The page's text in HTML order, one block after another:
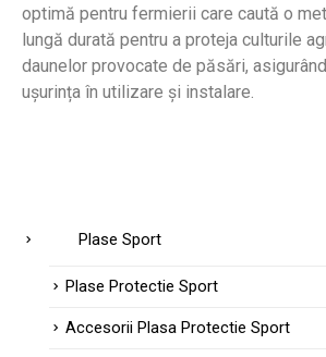
optimă pentru fermierii care caută o
lungă durată pentru a proteja culturile
daunelor provocate de păsări,
ușurința în utilizare și instalare.
Plase Sport
Plase Protectie Sport
Accesorii Plasa Protectie Sport